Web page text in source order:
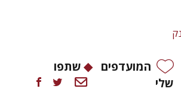
המועדפים
שלי
שתפו